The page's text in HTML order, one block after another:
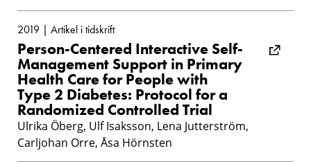
2019 | Artikel i tidskrift
Person-Centered Interactive Self-
Management Support in Primary
Health Care for People with
Type 2 Diabetes: Protocol for a
Randomized Controlled Trial
Ulrika Öberg, Ulf Isaksson, Lena Jutterström,
Carljohan Orre, Åsa Hörnsten